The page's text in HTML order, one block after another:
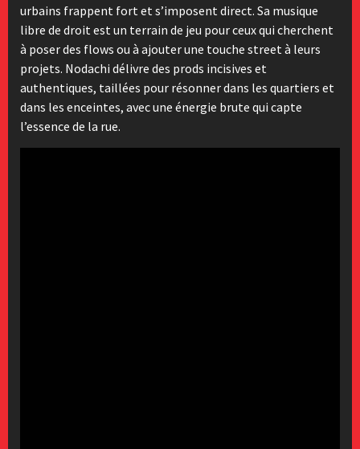
urbains frappent fort et s’imposent direct. Sa musique
libre de droit est un terrain de jeu pour ceux qui cherchent
à poser des flows ou à ajouter une touche street à leurs
projets. Nodachi délivre des prods incisives et
authentiques, taillées pour résonner dans les quartiers et
dans les enceintes, avec une énergie brute qui capte
l’essence de la rue.